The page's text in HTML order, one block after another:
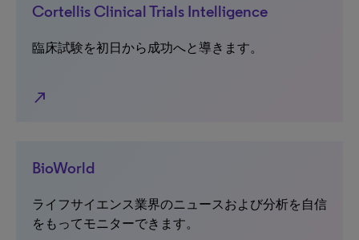
Cortellis Clinical Trials Intelligence
臨床試験を初日から成功へと導きます。
north_east
BioWorld
ライフサイエンス業界のニュースおよび分析を自信
をもってモニターできます。